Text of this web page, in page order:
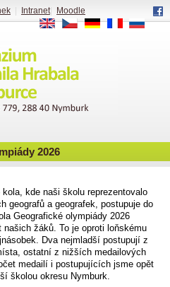
2026
kde naši školu reprezentovalo
geografů a geografek, postupuje do
Geografické olympiády 2026
našich žáků. To je oproti loňskému
Dva nejmladší postupují z
ostatní z nižších medailových
medailí i postupujících jsme opět
školou okresu Nymburk.
Intranet|
Moodle
EN
CS DE FR RU